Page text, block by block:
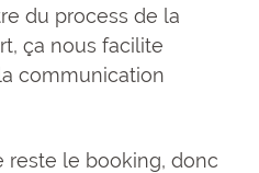
du process de la
ça nous facilite
communication
reste le booking, donc